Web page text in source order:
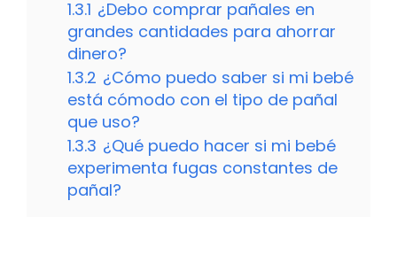
1.3.1 ¿Debo comprar pañales en
grandes cantidades para ahorrar
dinero?
1.3.2 ¿Cómo puedo saber si mi bebé
está cómodo con el tipo de pañal
que uso?
1.3.3 ¿Qué puedo hacer si mi bebé
experimenta fugas constantes de
pañal?